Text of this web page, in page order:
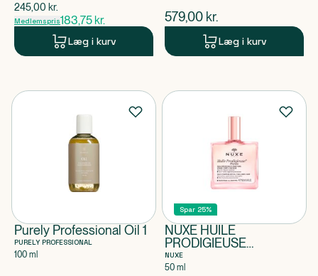
$gammel pris
245,00 kr.
Medlemspris183,75 kr.
Læg i kurv
$nuværende pris
579,00 kr.
Læg i kurv
Purely Professional Oil 1
PURELY PROFESSIONAL
100 ml
Spar 25%
NUXE HUILE
PRODIGIEUSE
FLORALE
NUXE
50 ml